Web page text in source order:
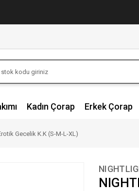
Kadın Çorap Erkek Çorap
Gecelik K.K (S-M-L-XL)